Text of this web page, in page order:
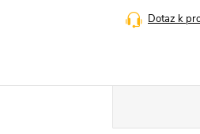
Dotaz k